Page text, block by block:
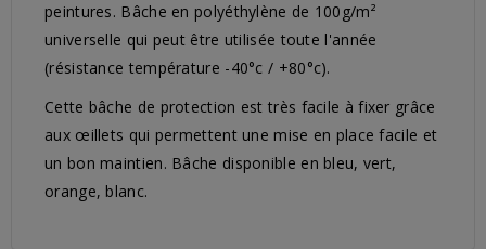
peintures. Bâche en polyéthylène de 100g/m²
universelle qui peut être utilisée toute l'année
(résistance température -40°c / +80°c).
Cette bâche de protection est très facile à fixer grâce
aux œillets qui permettent une mise en place facile et
un bon maintien. Bâche disponible en bleu, vert,
orange, blanc.